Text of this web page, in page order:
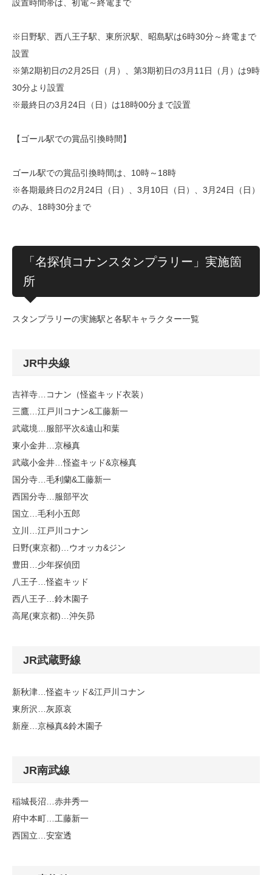
設置時間帯は、初電～終電まで
※日野駅、西八王子駅、東所沢駅、昭島駅は6時30分～終電まで
設置
※第2期初日の2月25日（月）、第3期初日の3月11日（月）は9時
30分より設置
※最終日の3月24日（日）は18時00分まで設置
【ゴール駅での賞品引換時間】
ゴール駅での賞品引換時間は、10時～18時
※各期最終日の2月24日（日）、3月10日（日）、3月24日（日）
のみ、18時30分まで
「名探偵コナンスタンプラリー」実施箇
所
スタンプラリーの実施駅と各駅キャラクター一覧
JR中央線
吉祥寺…コナン（怪盗キッド衣装）
三鷹…江戸川コナン&工藤新一
武蔵境…服部平次&遠山和葉
東小金井…京極真
武蔵小金井…怪盗キッド&京極真
国分寺…毛利蘭&工藤新一
西国分寺…服部平次
国立…毛利小五郎
立川…江戸川コナン
日野(東京都)…ウオッカ&ジン
豊田…少年探偵団
八王子…怪盗キッド
西八王子…鈴木園子
高尾(東京都)…沖矢昴
JR武蔵野線
新秋津…怪盗キッド&江戸川コナン
東所沢…灰原哀
新座…京極真&鈴木園子
JR南武線
稲城長沼…赤井秀一
府中本町…工藤新一
西国立…安室透